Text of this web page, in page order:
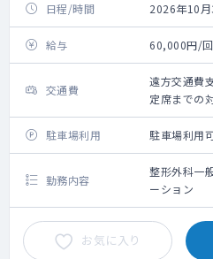
日程/時間 2026年10
給与 60,000円/回
交通費
遠方交通費
定席までの
駐車場利用 駐車場利用
勤務内容
整形外科一
ーション
お気に入り